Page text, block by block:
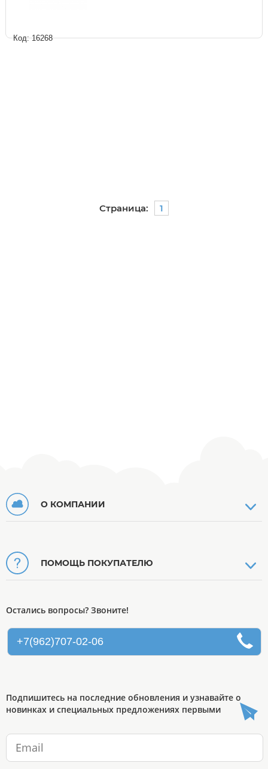
Код: 16268
Страница: 1
О КОМПАНИИ
ПОМОЩЬ ПОКУПАТЕЛЮ
Остались вопросы? Звоните!
+7(962)707-02-06
Подпишитесь на последние обновления и узнавайте о
новинках и специальных предложениях первыми